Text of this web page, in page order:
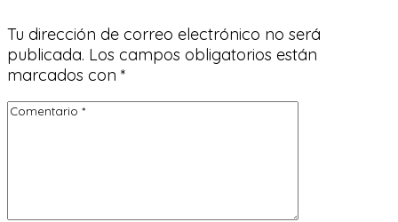
Tu dirección de correo electrónico no será
publicada. Los campos obligatorios están
marcados con *